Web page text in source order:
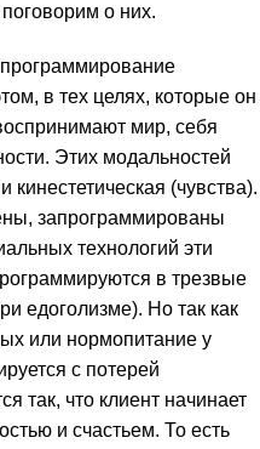
о них.
в тех целях, которые он
мир, себя
Этих модальностей
(чувства).
запрограммированы
технологий эти
в трезвые
едоголизме). Но так как
или нормопитание у
с потерей
так, что клиент начинает
и счастьем. То есть